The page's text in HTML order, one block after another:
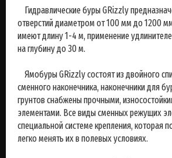
Гидравлические буры GRizzly
отверстий диаметром от 100 мм до 1200
имеют длину 1-4 м, применение
на глубину до 30 м.
Ямобуры GRizzly состоят из двойного
сменного наконечника, наконечники для
грунтов снабжены прочными,
элементами. Все виды сменных режущих
специальной системе крепления, которая
легко менять их в полевых условиях.